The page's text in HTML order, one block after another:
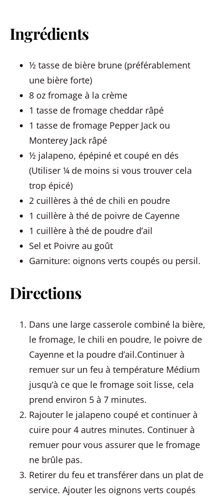
Ingrédients
½ tasse de bière brune (préférablement
une bière forte)
8 oz fromage à la crème
1 tasse de fromage cheddar râpé
1 tasse de fromage Pepper Jack ou
Monterey Jack râpé
½ jalapeno, épépiné et coupé en dés
(Utiliser ¼ de moins si vous trouver cela
trop épicé)
2 cuillères à thé de chili en poudre
1 cuillère à thé de poivre de Cayenne
1 cuillère à thé de poudre d’ail
Sel et Poivre au goût
Garniture: oignons verts coupés ou persil.
Directions
Dans une large casserole combiné la bière,
le fromage, le chili en poudre, le poivre de
Cayenne et la poudre d’ail.Continuer à
remuer sur un feu à température Médium
jusqu’à ce que le fromage soit lisse, cela
prend environ 5 à 7 minutes.
Rajouter le jalapeno coupé et continuer à
cuire pour 4 autres minutes. Continuer à
remuer pour vous assurer que le fromage
ne brûle pas.
Retirer du feu et transférer dans un plat de
service. Ajouter les oignons verts coupés